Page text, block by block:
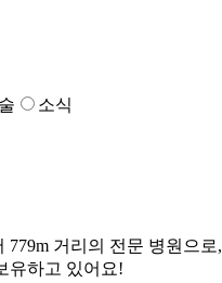
소식
거리의 전문 병원으로,
유하고 있어요!